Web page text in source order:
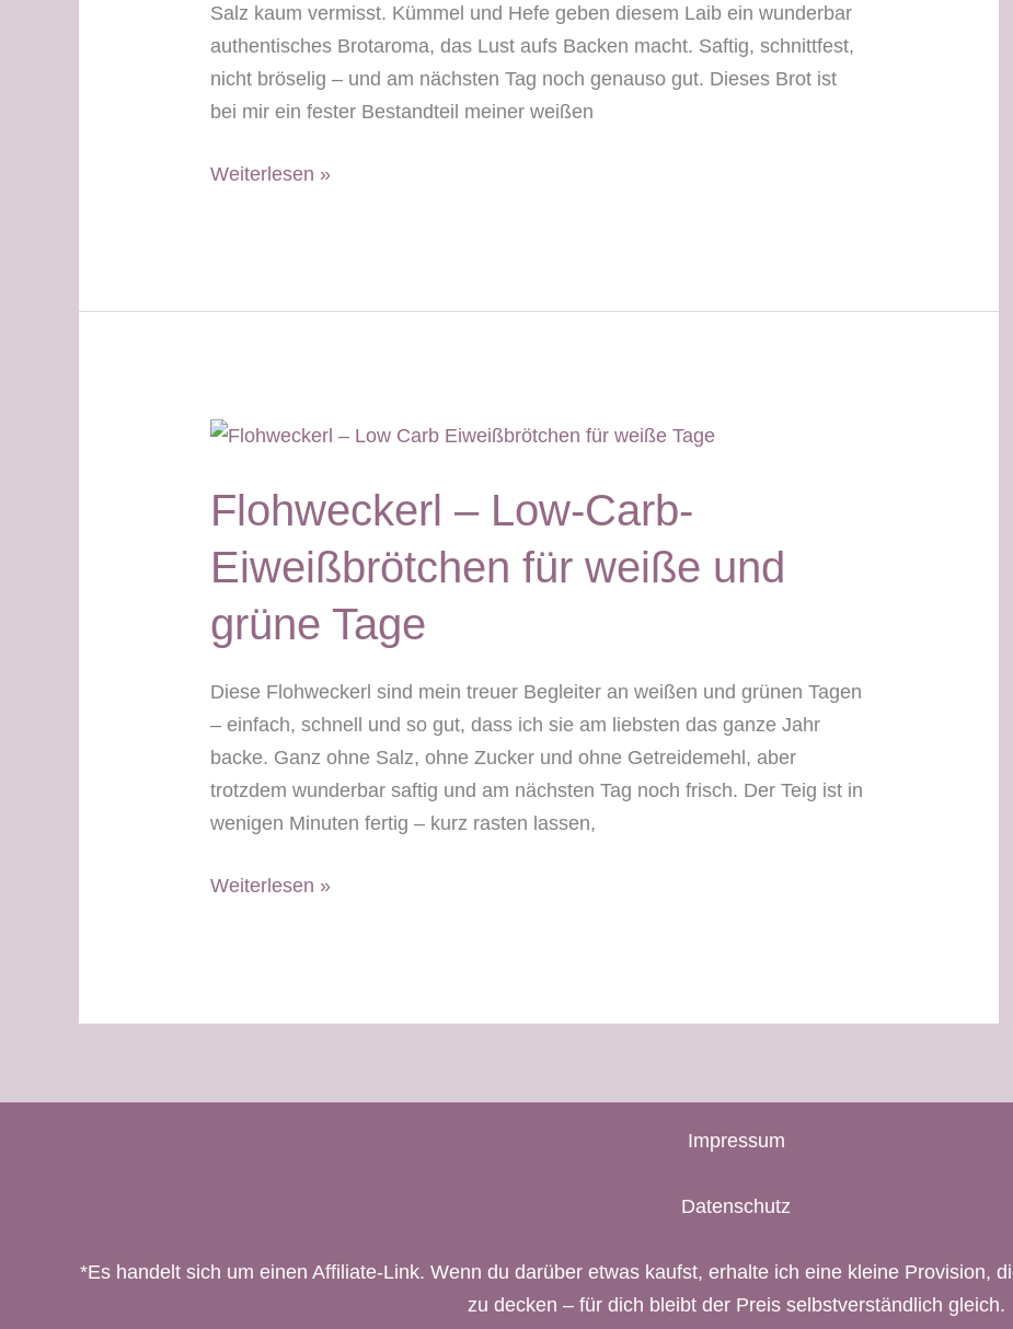
Salz kaum vermisst. Kümmel und Hefe geben diesem Laib ein wunderbar
authentisches Brotaroma, das Lust aufs Backen macht. Saftig, schnittfest,
nicht bröselig – und am nächsten Tag noch genauso gut. Dieses Brot ist
bei mir ein fester Bestandteil meiner weißen
Keto-
&
Salz
Weiterlesen »
Flohweckerl – Low-Carb-
Eiweißbrötchen für weiße und
grüne Tage
Diese Flohweckerl sind mein treuer Begleiter an weißen und grünen Tagen
– einfach, schnell und so gut, dass ich sie am liebsten das ganze Jahr
backe. Ganz ohne Salz, ohne Zucker und ohne Getreidemehl, aber
trotzdem wunderbar saftig und am nächsten Tag noch frisch. Der Teig ist in
wenigen Minuten fertig – kurz rasten lassen,
Flohweckerl
Weiterlesen »
Impressum
Datenschutz
*Es handelt sich um einen Affiliate-Link. Wenn du darüber etwas kaufst, erhalte ich eine kleine Provision,
zu decken – für dich bleibt der Preis selbstverständlich gleich.